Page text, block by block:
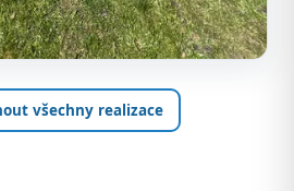
všechny realizace